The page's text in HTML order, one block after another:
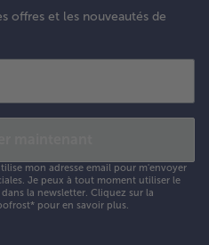
offres et les nouveautés de
mon adresse email pour m'envoyer
Je peux à tout moment utiliser le
la newsletter. Cliquez sur la
pour en savoir plus.